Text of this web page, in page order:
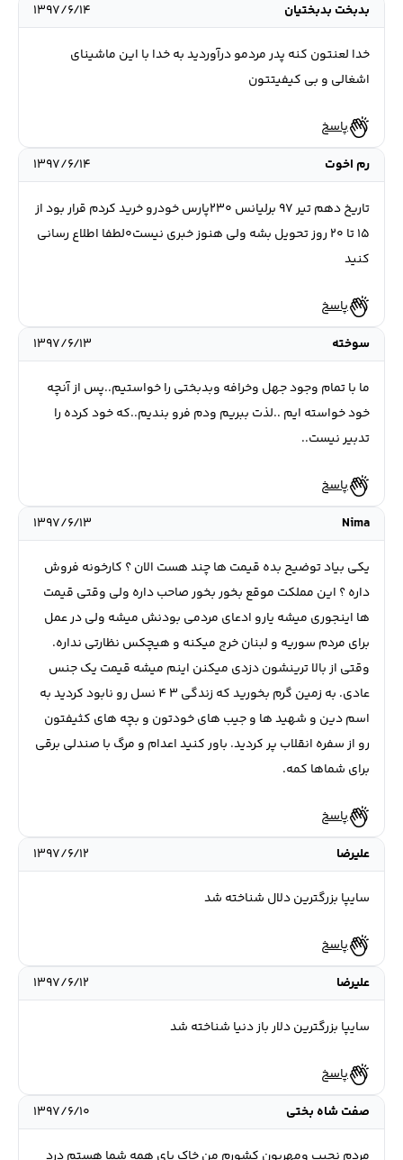
بدبخت بدبختیان
۱۳۹۷/۶/۱۴
خدا لعنتون کنه پدر مردمو درآوردید به خدا با این ماشینای
اشغالی و بی کیفیتتون
پاسخ
رم اخوت
۱۳۹۷/۶/۱۴
تاریخ دهم تیر ۹۷ برلیانس ۲۳۰پارس خودرو خرید کردم قرار بود از
۱۵ تا ۲۰ روز تحویل بشه ولی هنوز خبری نیست۰لطفا اطلاع رسانی
کنید
پاسخ
سوخته
۱۳۹۷/۶/۱۳
ما با تمام وجود جهل وخرافه وبدبختی را خواستیم..پس از آنچه
خود خواسته ایم ..لذت ببریم ودم فرو بندیم..که خود کرده را
تدبیر نیست..
پاسخ
Nima
۱۳۹۷/۶/۱۳
یکی بیاد توضیح بده قیمت ها چند هست الان ؟ کارخونه فروش
داره ؟ این مملکت موقع بخور بخور صاحب داره ولی وقتی قیمت
ها اینجوری میشه یارو ادعای مردمی بودنش میشه ولی در عمل
برای مردم سوریه و لبنان خرج میکنه و هیچکس نظارتی نداره.
وقتی از بالا ترینشون دزدی میکنن اینم میشه قیمت یک جنس
عادی. به زمین گرم بخورید که زندگی 3 4 نسل رو نابود کردید به
اسم دین و شهید ها و جیب های خودتون و بچه های کثیفتون
رو از سفره انقلاب پر کردید. باور کنید اعدام و مرگ با صندلی برقی
برای شماها کمه.
پاسخ
علیرضا
۱۳۹۷/۶/۱۲
سایپا بزرگترین دلال شناخته شد
پاسخ
علیرضا
۱۳۹۷/۶/۱۲
سایپا بزرگترین دلار باز دنیا شناخته شد
پاسخ
صفت شاه بختی
۱۳۹۷/۶/۱۰